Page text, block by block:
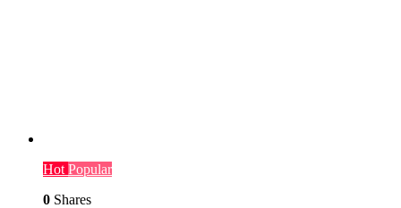
Hot Popular
0 Shares